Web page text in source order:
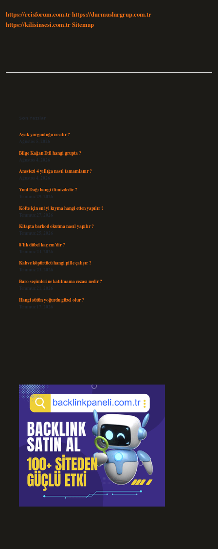
https://reisforum.com.trhttps://durmuslargrup.com.tr
https://kilisinsesi.com.trSitemap
Son Yazılar
Ayak yorgunluğu ne alır ?
Ağustos 5, 2026
Bilge Kağan Etil hangi grupta ?
Ağustos 4, 2026
Anestezi 4 yıllığa nasıl tamamlanır ?
Ağustos 4, 2026
Yunt Dağı hangi ilimizdedir ?
Temmuz 29, 2026
Köfte için en iyi kıyma hangi etten yapılır ?
Temmuz 27, 2026
Kitapta barkod okutma nasıl yapılır ?
Temmuz 25, 2026
8’lik dübel kaç cm’dir ?
Temmuz 24, 2026
Kahve köpürtücü hangi pille çalışır ?
Temmuz 23, 2026
Baro seçimlerine katılmama cezası nedir ?
Temmuz 21, 2026
Hangi sütün yoğurdu güzel olur ?
Temmuz 17, 2026